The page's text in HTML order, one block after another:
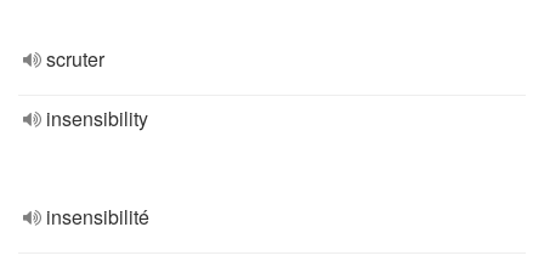
scruter
insensibility
insensibilité